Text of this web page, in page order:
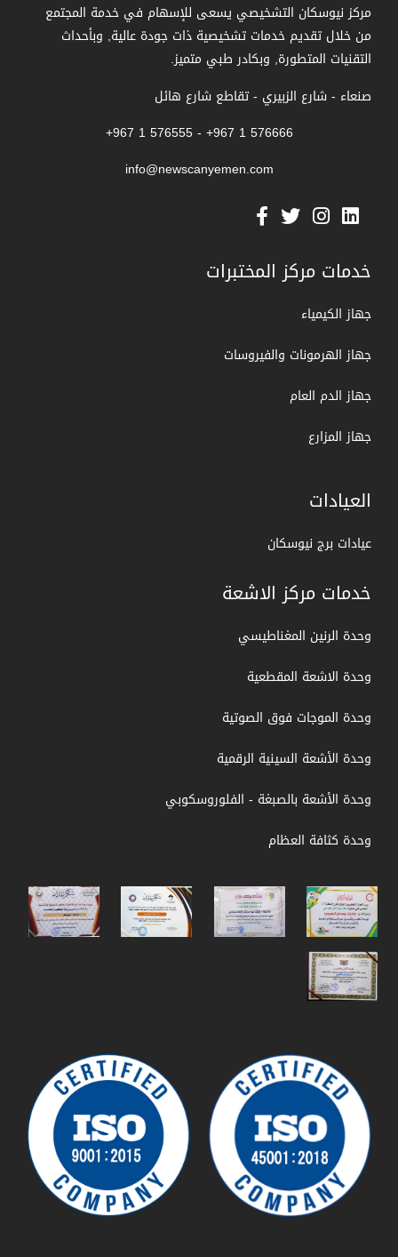
مركز نيوسكان التشخيصي يسعى للإسهام في خدمة المجتمع
من خلال تقديم خدمات تشخيصية ذات جودة عالية, وبأحداث
التقنيات المتطورة, وبكادر طبي متميز.
صنعاء - شارع الزبيري - تقاطع شارع هائل
576666 1 967+ - 576555 1 967+
info@newscanyemen.com
خدمات مركز المختبرات
جهاز الكيمياء
جهاز الهرمونات والفيروسات
جهاز الدم العام
جهاز المزارع
العيادات
عيادات برج نيوسكان
خدمات مركز الاشعة
وحدة الرنين المغناطيسي
وحدة الاشعة المقطعية
وحدة الموجات فوق الصوتية
وحدة الأشعة السينية الرقمية
وحدة الأشعة بالصبغة - الفلوروسكوبي
وحدة كثافة العظام